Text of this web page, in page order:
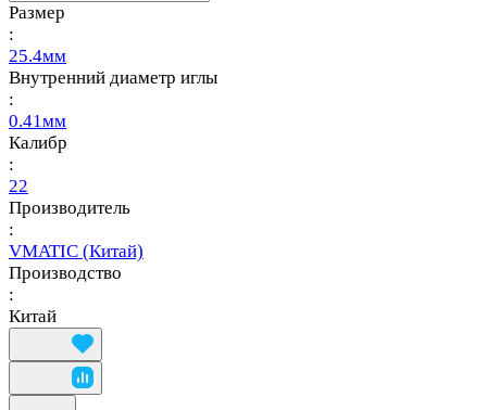
Размер
:
25.4мм
Внутренний диаметр иглы
:
0.41мм
Калибр
:
22
Производитель
:
VMATIC (Китай)
Производство
:
Китай